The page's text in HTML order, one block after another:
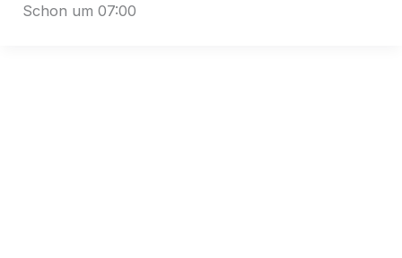
Schon um 07:00